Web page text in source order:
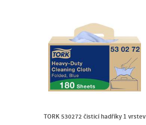
TORK 530272 čisticí hadříky 1 vrstev